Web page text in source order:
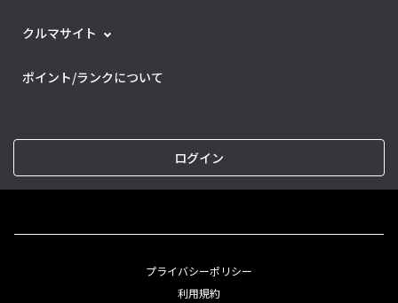
クルマサイト
ポイント/ランクについて
ログイン
プライバシーポリシー
利用規約